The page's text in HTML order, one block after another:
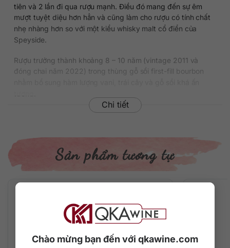
Chào mừng bạn đến với qkawine.com
tiên và 2 lần đi qua rượu mạnh. Điều đó mang đến sự êm
mượt tuyệt diệu hơn hẳn và cũng làm cho rượu có tính chất
nhẹ nhàng hơn so với một kiểu whisky malt cổ điển của
Speyside.
Rượu trưởng thành khoảng 8 – 10 năm (vintage 2011 và
đóng chai năm 2022) trong thùng gỗ sồi first-fill bourbon
Giá của chai rượu này tại Việt Nam dao động khoảng
Thông tin chi tiết về rượu
Xuất xứ: Scotland
Thương hiệu: Benromach
Nồng độ: 46%
Dung tích: 700 ml
Màu sắc: Màu vàng rơm
Chi tiết
Sản phẩm tương tự